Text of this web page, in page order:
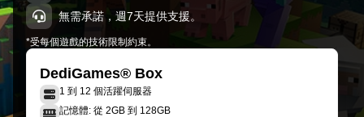
無需承諾，週7天提供支援。
*受每個遊戲的技術限制約束。
DediGames® Box
1 到 12 個活躍伺服器
記憶體: 從 2GB 到 128GB